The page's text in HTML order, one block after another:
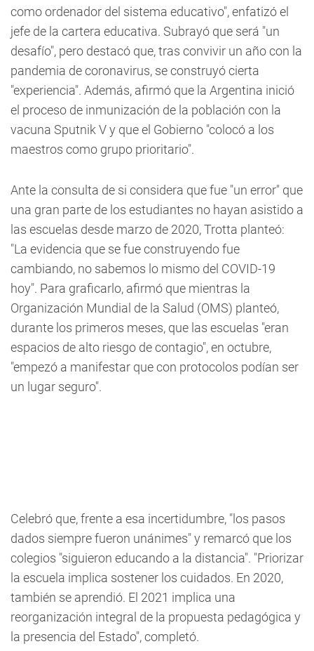
como ordenador del sistema educativo", enfatizó el
jefe de la cartera educativa. Subrayó que será "un
desafío", pero destacó que, tras convivir un año con la
pandemia de coronavirus, se construyó cierta
"experiencia". Además, afirmó que la Argentina inició
el proceso de inmunización de la población con la
vacuna Sputnik V y que el Gobierno "colocó a los
maestros como grupo prioritario".
Ante la consulta de si considera que fue "un error" que
una gran parte de los estudiantes no hayan asistido a
las escuelas desde marzo de 2020, Trotta planteó:
"La evidencia que se fue construyendo fue
cambiando, no sabemos lo mismo del COVID-19
hoy". Para graficarlo, afirmó que mientras la
Organización Mundial de la Salud (OMS) planteó,
durante los primeros meses, que las escuelas "eran
espacios de alto riesgo de contagio", en octubre,
"empezó a manifestar que con protocolos podían ser
un lugar seguro".
Celebró que, frente a esa incertidumbre, "los pasos
dados siempre fueron unánimes" y remarcó que los
colegios "siguieron educando a la distancia". "Priorizar
la escuela implica sostener los cuidados. En 2020,
también se aprendió. El 2021 implica una
reorganización integral de la propuesta pedagógica y
la presencia del Estado", completó.